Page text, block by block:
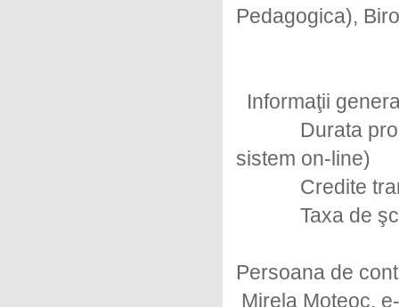
Pedagogica),
Informaţii
Durata
sistem on-line)
Credite
Taxa de
Persoana de
Mirela Moteoc,